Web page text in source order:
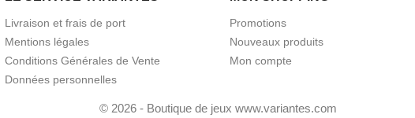
Livraison et frais de port
Mentions légales
Conditions Générales de Vente
Données personnelles
Promotions
Nouveaux produits
Mon compte
© 2026 - Boutique de jeux www.variantes.com